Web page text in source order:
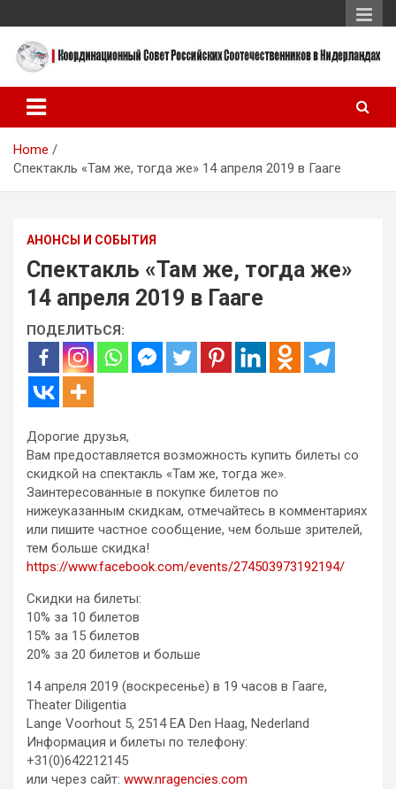
to
content
Координационный Совет
Российских
Соотечественников в
Нидерландах
Нидерландах
Home
Спектакль «Там же, тогда же» 14 апреля 2019 в Гааге
АНОНСЫ И СОБЫТИЯ
Спектакль «Там же, тогда же»
14 апреля 2019 в Гааге
ПОДЕЛИТЬСЯ:
Дорогие друзья,
Вам предоставляется возможность купить билеты со
скидкой на спектакль «Там же, тогда же».
Заинтересованные в покупке билетов по
нижеуказанным скидкам, отмечайтесь в комментариях
или пишите частное сообщение, чем больше зрителей,
тем больше скидка!
https://www.facebook.com/events/274503973192194/
Скидки на билеты:
10% за 10 билетов
15% за 15 билетов
20% за 20 билетов и больше
14 апреля 2019 (воскресенье) в 19 часов в Гааге,
Theater Diligentia
Lange Voorhout 5, 2514 EA Den Haag, Nederland
Информация и билеты по телефону:
+31(0)642212145
или через сайт: www.nragencies.com